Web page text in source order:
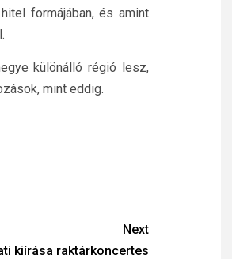
formájában, és amint
különálló régió lesz,
mint eddig.
Next
kiírása raktárkoncertes